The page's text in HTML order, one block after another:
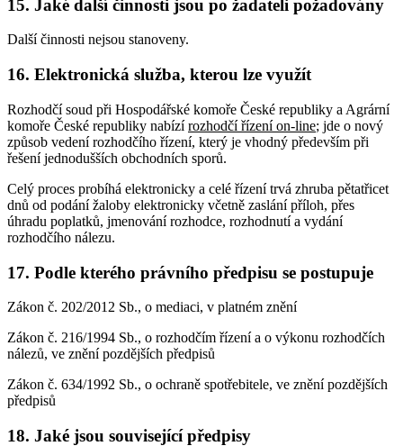
15. Jaké další činnosti jsou po žadateli požadovány
Další činnosti nejsou stanoveny.
16. Elektronická služba, kterou lze využít
Rozhodčí soud při Hospodářské komoře České republiky a Agrární
komoře České republiky nabízírozhodčí řízení on-line; jde o nový
způsob vedení rozhodčího řízení, který je vhodný především při
řešení jednodušších obchodních sporů.
Celý proces probíhá elektronicky a celé řízení trvá zhruba pětatřicet
dnů od podání žaloby elektronicky včetně zaslání příloh, přes
úhradu poplatků, jmenování rozhodce, rozhodnutí a vydání
rozhodčího nálezu.
17. Podle kterého právního předpisu se postupuje
Zákon č. 202/2012 Sb., o mediaci, v platném znění
Zákon č. 216/1994 Sb., o rozhodčím řízení a o výkonu rozhodčích
nálezů, ve znění pozdějších předpisů
Zákon č. 634/1992 Sb., o ochraně spotřebitele, ve znění pozdějších
předpisů
18. Jaké jsou související předpisy